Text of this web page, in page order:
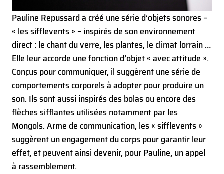
Pauline Repussard a créé une série d’objets sonores –
« les sifflevents » – inspirés de son environnement
direct : le chant du verre, les plantes, le climat lorrain …
Elle leur accorde une fonction d’objet « avec attitude ».
Conçus pour communiquer, il suggèrent une série de
comportements corporels à adopter pour produire un
son. Ils sont aussi inspirés des bolas ou encore des
flèches sifflantes utilisées notamment par les
Mongols. Arme de communication, les « sifflevents »
suggèrent un engagement du corps pour garantir leur
effet, et peuvent ainsi devenir, pour Pauline, un appel
à rassemblement.